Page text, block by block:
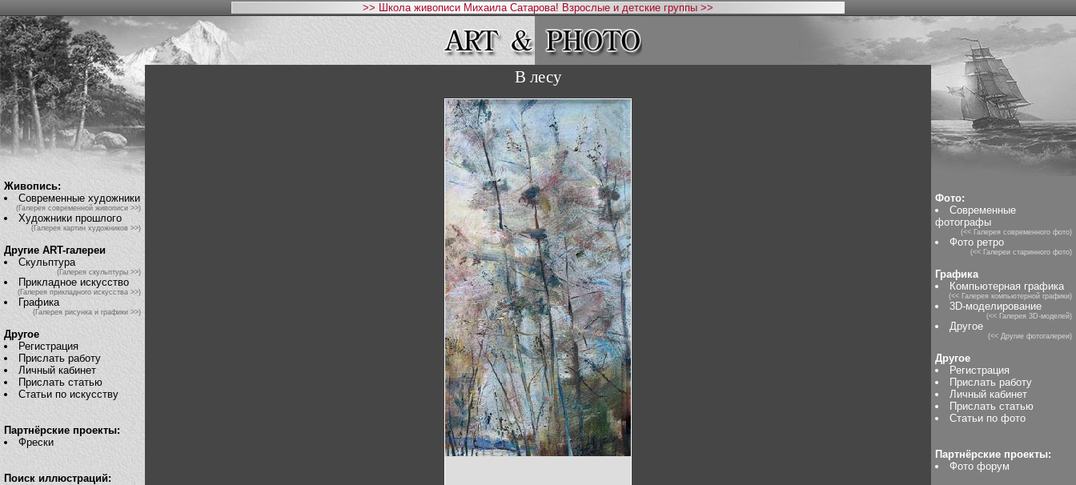
>> Школа живописи Михаила Сатарова! Взрослые и детские группы >>
Живопись:
Современные художники
(Галерея современной живописи >>)
Художники прошлого
(Галерея картин художников >>)
Другие ART-галереи
Скульптура
(Галерея скульптуры >>)
Прикладное искусство
(Галерея прикладного искусства >>)
Графика
(Галерея рисунка и графики >>)
Другое
Регистрация
Прислать работу
Личный кабинет
Прислать статью
Статьи по искусству
Партнёрские проекты:
Фрески
Поиск иллюстраций:
В лесу
Фото:
Современные
фотографы
(<< Галерея современного фото)
Фото ретро
(<< Галереи старинного фото)
Графика
Компьютерная графика
(<< Галерея компьютерной графики)
3D-моделирование
(<< Галерея 3D-моделей)
Другое
(<< Другие фотогалереи)
Другое
Регистрация
Прислать работу
Личный кабинет
Прислать статью
Статьи по фото
Партнёрские проекты:
Фото форум